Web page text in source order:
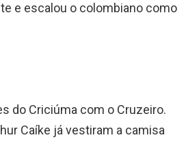
e escalou o colombiano como
do Criciúma com o Cruzeiro.
Caíke já vestiram a camisa